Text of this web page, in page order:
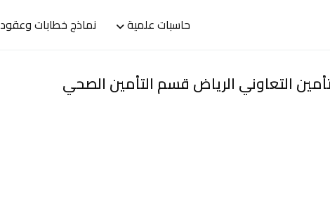
حاسبات علمية نماذج خطابات وعقود
التعاوني الرياض قسم التأمين الصحي